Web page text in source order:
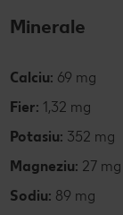
Minerale
Calciu: 69 mg
Fier: 1,32 mg
Potasiu: 352 mg
Magneziu: 27 mg
Sodiu: 89 mg